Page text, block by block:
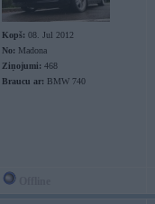
Kopš: 08. Jul 2012
No: Madona
Ziņojumi: 468
Braucu ar: BMW 740